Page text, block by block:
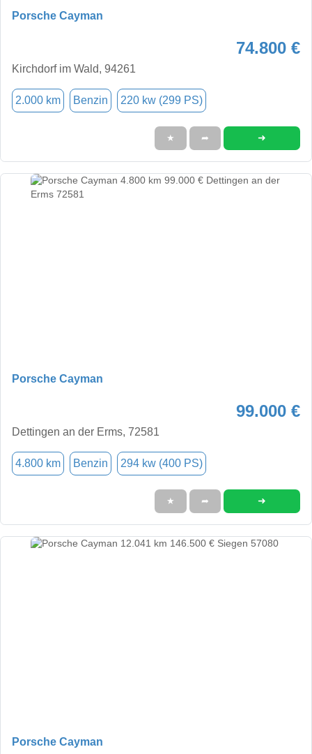
Porsche Cayman
74.800 €
Kirchdorf im Wald, 94261
2.000 km Benzin 220 kw (299 PS)
★ ➦ ➜
Porsche Cayman
99.000 €
Dettingen an der Erms, 72581
4.800 km Benzin 294 kw (400 PS)
★ ➦ ➜
Porsche Cayman